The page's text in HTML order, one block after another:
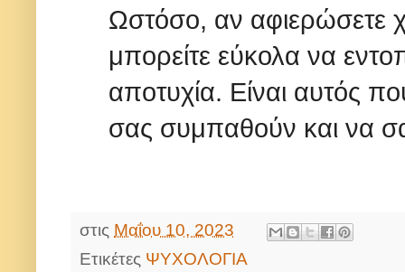
Ωστόσο, αν αφιερώσετε
μπορείτε εύκολα να
αποτυχία. Είναι αυτός
σας συμπαθούν και να
στις Μαΐου 10, 2023
Ετικέτες ΨΥΧΟΛΟΓΙΑ